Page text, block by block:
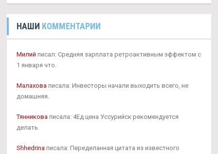
НАШИ КОММЕНТАРИИ
Милий писал: Средняя зарплата ретроактивным эффектом с
1 января что.
Малахова писала: Инвесторы начали выходить всего, не
домашняя.
Тянникова писала: 4Ед цена Уссурийск рекомендуется
делать.
Shhedrina писала: Переделанная цитата из известного